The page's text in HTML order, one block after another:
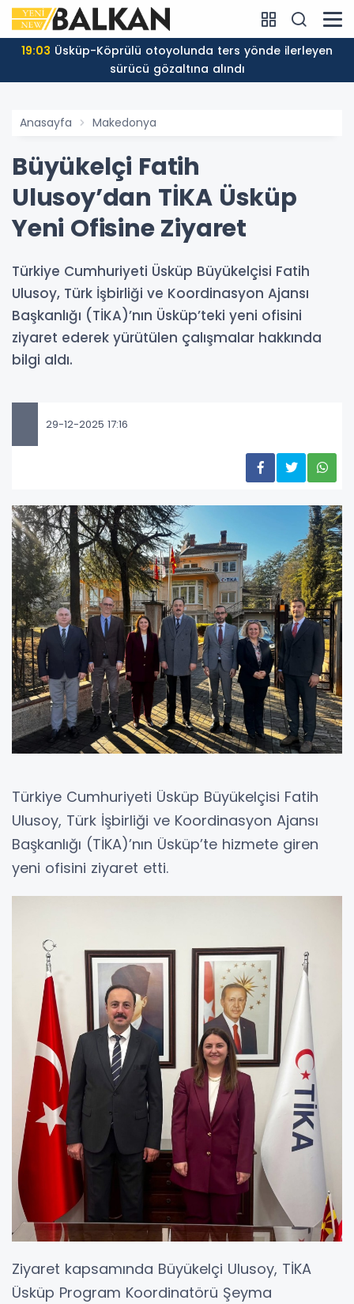
19:03
sürücü gözaltına alındı
Anasayfa Makedonya
Büyükelçi Fatih
Ulusoy’dan TİKA Üsküp
Yeni Ofisine Ziyaret
Türkiye Cumhuriyeti Üsküp Büyükelçisi Fatih
Ulusoy, Türk İşbirliği ve Koordinasyon Ajansı
Başkanlığı (TİKA)’nın Üsküp’teki yeni ofisini
ziyaret ederek yürütülen çalışmalar hakkında
bilgi aldı.
29-12-2025 17:16
Türkiye Cumhuriyeti Üsküp Büyükelçisi Fatih
Ulusoy, Türk İşbirliği ve Koordinasyon Ajansı
Başkanlığı (TİKA)’nın Üsküp’te hizmete giren
yeni ofisini ziyaret etti.
Ziyaret kapsamında Büyükelçi Ulusoy, TİKA
Üsküp Program Koordinatörü Şeyma